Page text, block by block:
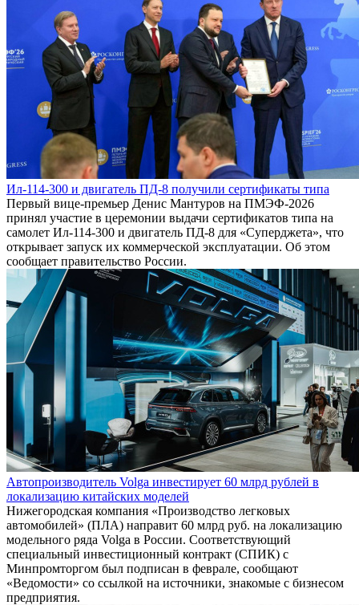
Ил-114-300 и двигатель ПД-8 получили сертификаты типа
Первый вице-премьер Денис Мантуров на ПМЭФ-2026
принял участие в церемонии выдачи сертификатов типа на
самолет Ил-114-300 и двигатель ПД-8 для «Суперджета», что
открывает запуск их коммерческой эксплуатации. Об этом
сообщает правительство России.
Автопроизводитель Volga инвестирует 60 млрд рублей в
локализацию китайских моделей
Нижегородская компания «Производство легковых
автомобилей» (ПЛА) направит 60 млрд руб. на локализацию
модельного ряда Volga в России. Соответствующий
специальный инвестиционный контракт (СПИК) с
Минпромторгом был подписан в феврале, сообщают
«Ведомости» со ссылкой на источники, знакомые с бизнесом
предприятия.